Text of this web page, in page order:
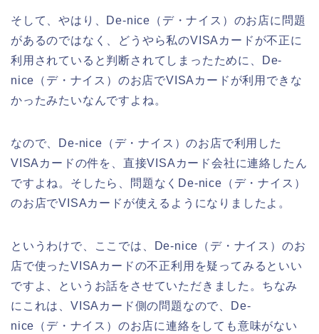
そして、やはり、De-nice（デ・ナイス）のお店に問題
があるのではなく、どうやら私のVISAカードが不正に
利用されていると判断されてしまったために、De-
nice（デ・ナイス）のお店でVISAカードが利用できな
かったみたいなんですよね。
なので、De-nice（デ・ナイス）のお店で利用した
VISAカードの件を、直接VISAカード会社に連絡したん
ですよね。そしたら、問題なくDe-nice（デ・ナイス）
のお店でVISAカードが使えるようになりましたよ。
というわけで、ここでは、De-nice（デ・ナイス）のお
店で使ったVISAカードの不正利用を疑ってみるといい
ですよ、というお話をさせていただきました。ちなみ
にこれは、VISAカード側の問題なので、De-
nice（デ・ナイス）のお店に連絡をしても意味がない